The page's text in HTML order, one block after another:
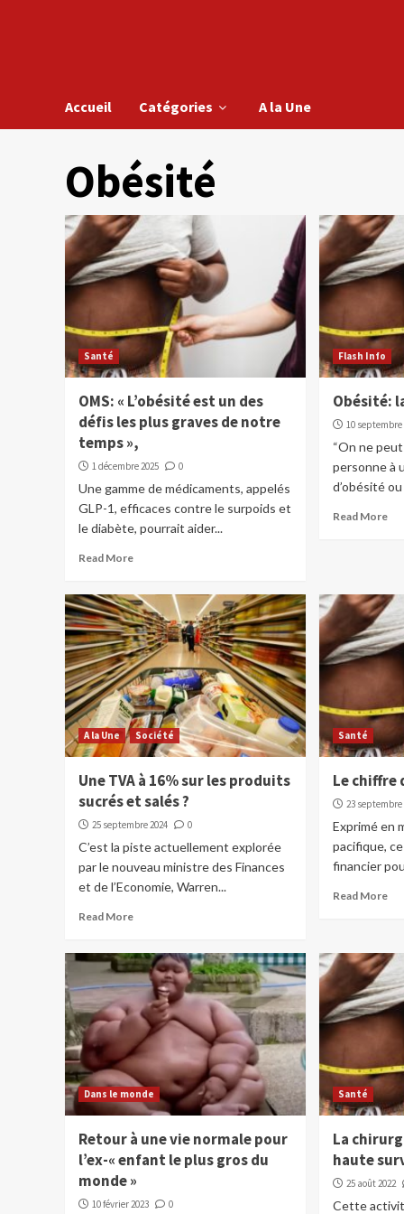
Accueil Catégories A la Une
Obésité
Santé
OMS: « L’obésité est un des
défis les plus graves de notre
temps »,
1 décembre 2025 0
Une gamme de médicaments, appelés
GLP-1, efficaces contre le surpoids et
le diabète, pourrait aider...
Read More
Flash Info
Obésité:
10 septembre
“On ne
personne à
d’obésité
Read More
A la Une Société
Une TVA à 16% sur les produits
sucrés et salés ?
25 septembre 2024 0
C’est la piste actuellement explorée
par le nouveau ministre des Finances
et de l’Economie, Warren...
Read More
Santé
Le chiffre
23 septembre
Exprimé en
pacifique,
financier
Read More
Dans le monde
Retour à une vie normale pour
l’ex-« enfant le plus gros du
monde »
10 février 2023 0
Santé
La
haute
25 août 2022
Cette